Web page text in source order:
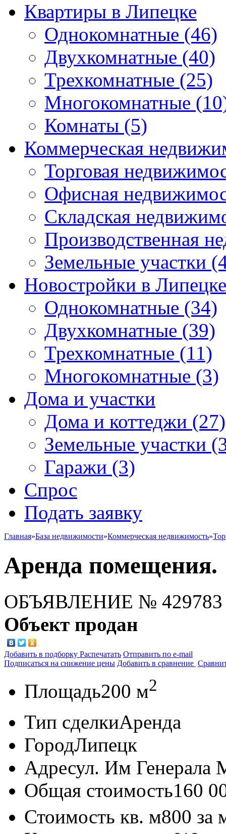
Квартиры в Липецке
Однокомнатные (46)
Двухкомнатные (40)
Трехкомнатные (25)
Многокомнатные
Комнаты (5)
Коммерческая
Торговая
Офисная
Складская
Производственная
Земельные участки
Новостройки в Липецке
Однокомнатные (34)
Двухкомнатные (39)
Трехкомнатные (11)
Многокомнатные (3)
Дома и участки
Дома и коттеджи (27)
Земельные участки
Гаражи (3)
Спрос
Подать заявку
Главная»База недвижимости»Коммерческая недвижимость»
Аренда помещения.
ОБЪЯВЛЕНИЕ № 429783
Объект продан
Добавить в подборку Распечатать Отправить по e-mail
Подписаться на снижение цены Добавить в сравнение
Площадь200 м2
Тип сделкиАренда
ГородЛипецк
Адресул. Им Генерала
Общая стоимость160
Стоимость кв. м800 за